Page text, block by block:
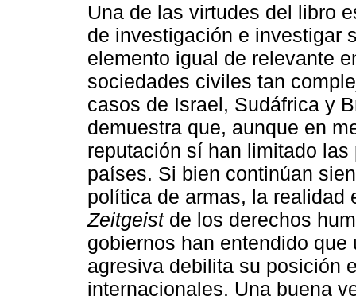
Una de las virtudes del libro
de investigación e investigar
elemento igual de relevante
sociedades civiles tan
casos de Israel, Sudáfrica y
demuestra que, aunque en
reputación sí han limitado
países. Si bien continúan
política de armas, la realidad
Zeitgeistde los derechos
gobiernos han entendido
agresiva debilita su posición
internacionales. Una buena